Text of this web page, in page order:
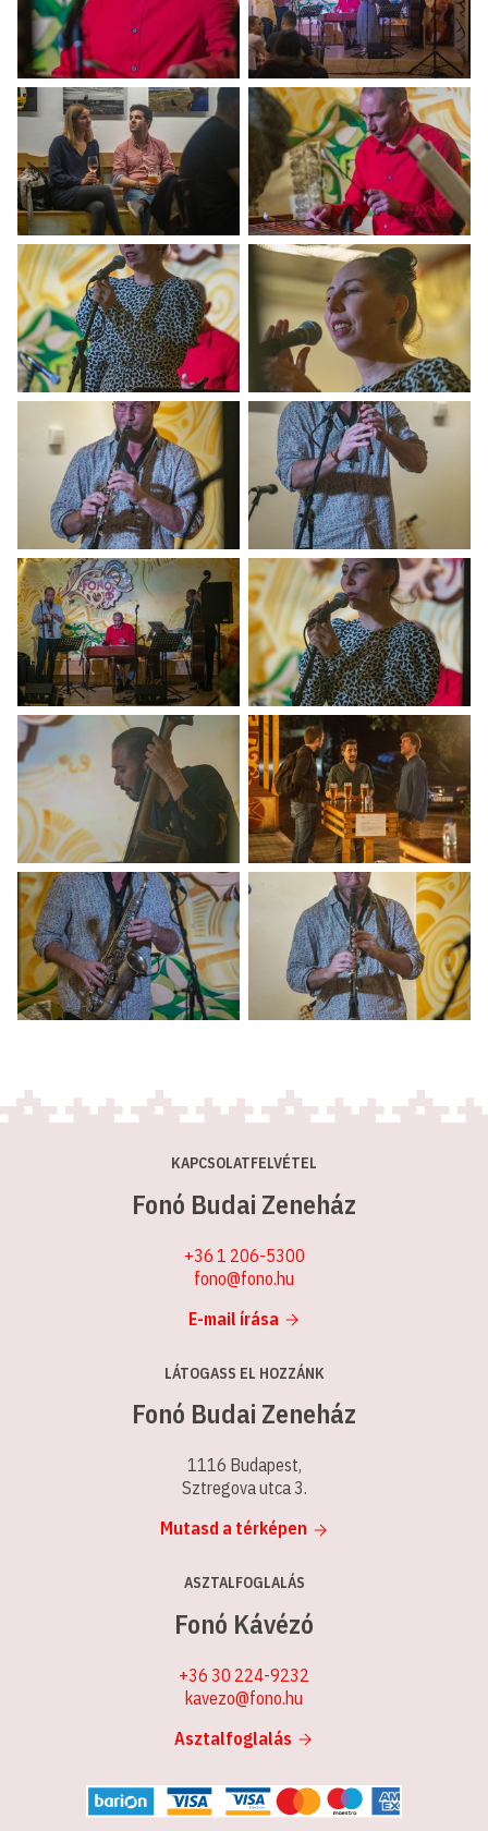
KAPCSOLATFELVÉTEL
Fonó Budai Zeneház
+36 1 206-5300
fono@fono.hu
E-mail írása
LÁTOGASS EL HOZZÁNK
Fonó Budai Zeneház
1116 Budapest,
Sztregova utca 3.
Mutasd a térképen
ASZTALFOGLALÁS
Fonó Kávézó
+36 30 224-9232
kavezo@fono.hu
Asztalfoglalás